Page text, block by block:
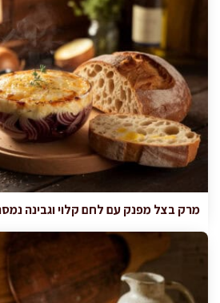
מרק בצל מפנק עם לחם קלוי וגבינה